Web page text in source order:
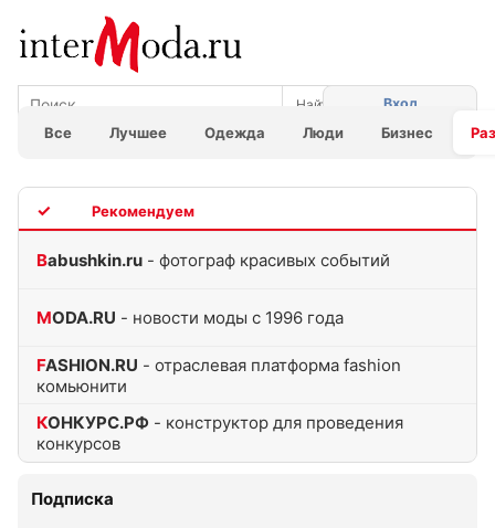
Все Лучшее Одежда Люди Бизнес
Вход
Babushkin.ru - фотограф красивых событий
MODA.RU - новости моды с 1996 года
FASHION.RU - отраслевая платформа fashion
комьюнити
КОНКУРС.РФ - конструктор для проведения
конкурсов
Подписка